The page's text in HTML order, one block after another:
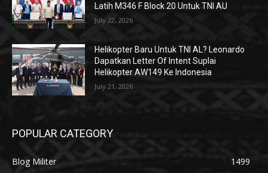
Latih M346 F Block 20 Untuk TNI AU
July 22, 2026
Helikopter Baru Untuk TNI AL? Leonardo
Dapatkan Letter Of Intent Suplai
Helikopter AW149 Ke Indonesia
July 21, 2026
POPULAR CATEGORY
Blog Militer
1499